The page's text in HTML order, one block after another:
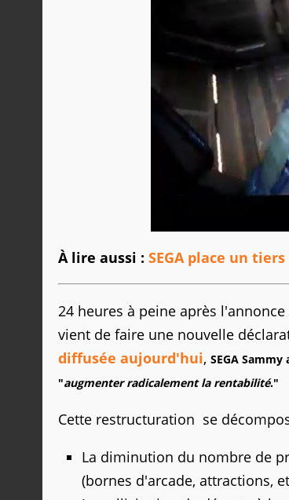
À lire aussi : SEGA place un
24 heures à peine après
vient de faire une nouvelle
diffusée aujourd'hui, SEGA
"augmenter radicalement la rentabilité."
Cette restructuration se
La diminution du nombre de
(bornes d'arcade, attractions,